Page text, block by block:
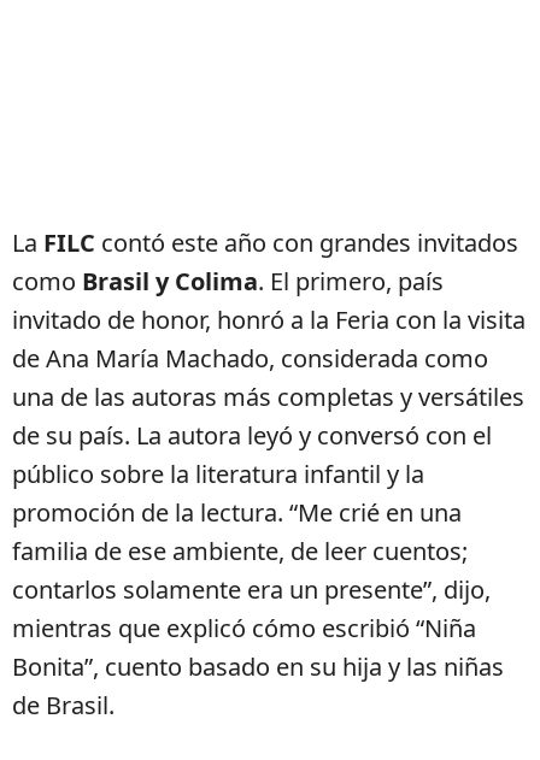
La FILC contó este año con grandes invitados
como Brasil y Colima. El primero, país
invitado de honor, honró a la Feria con la visita
de Ana María Machado, considerada como
una de las autoras más completas y versátiles
de su país. La autora leyó y conversó con el
público sobre la literatura infantil y la
promoción de la lectura. “Me crié en una
familia de ese ambiente, de leer cuentos;
contarlos solamente era un presente”, dijo,
mientras que explicó cómo escribió “Niña
Bonita”, cuento basado en su hija y las niñas
de Brasil.